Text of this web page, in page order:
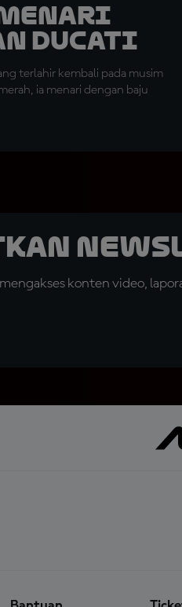
Ducati
terlahir kembali pada musim
ia menari dengan baju
konten video,